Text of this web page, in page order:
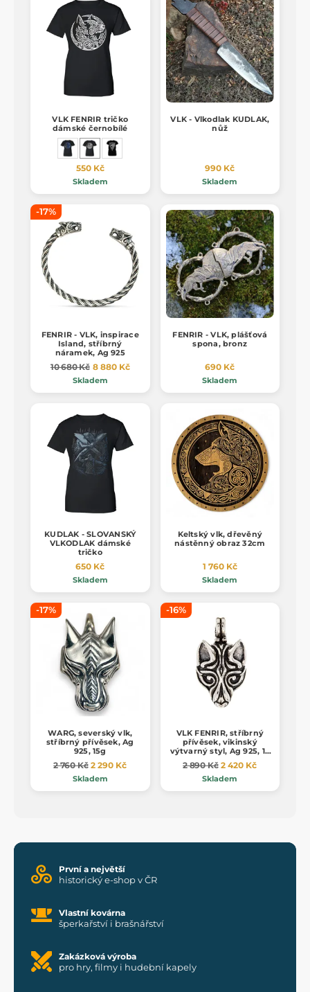
VLK FENRIR tričko
dámské černobílé
550 Kč
Skladem
VLK - Vlkodlak KUDLAK,
nůž
990 Kč
Skladem
-17%
FENRIR - VLK, inspirace
Island, stříbrný
náramek, Ag 925
10 680 Kč 8 880 Kč
Skladem
FENRIR - VLK, plášťová
spona, bronz
690 Kč
Skladem
KUDLAK - SLOVANSKÝ
VLKODLAK dámské
tričko
650 Kč
Skladem
Keltský vlk, dřevěný
nástěnný obraz 32cm
1 760 Kč
Skladem
-17%
WARG, severský vlk,
stříbrný přívěsek, Ag
925, 15g
2 760 Kč 2 290 Kč
Skladem
-16%
VLK FENRIR, stříbrný
přívěsek, vikinský
výtvarný styl, Ag 925, 16
g
2 890 Kč 2 420 Kč
Skladem
První a největší
historický e-shop v ČR
Vlastní kovárna
šperkařství i brašnářství
Zakázková výroba
pro hry, filmy i hudební kapely